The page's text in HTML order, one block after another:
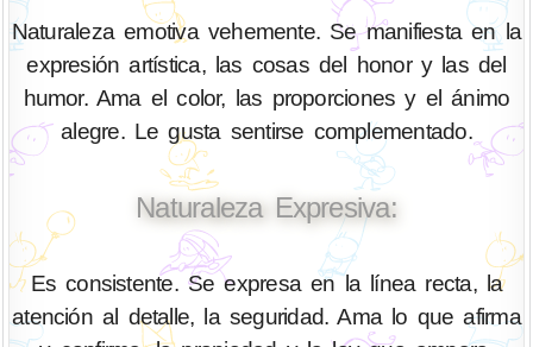
Naturaleza emotiva vehemente. Se manifiesta en la
expresión artística, las cosas del honor y las del
humor. Ama el color, las proporciones y el ánimo
alegre. Le gusta sentirse complementado.
Naturaleza Expresiva:
Es consistente. Se expresa en la línea recta, la
atención al detalle, la seguridad. Ama lo que afirma